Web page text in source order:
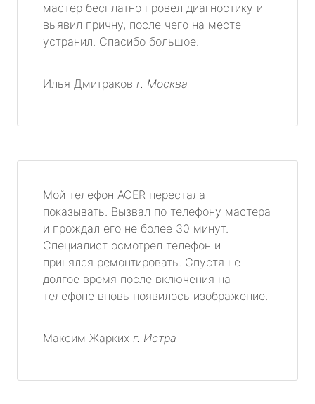
мастер бесплатно провел диагностику и
выявил причну, после чего на месте
устранил. Спасибо большое.
Илья Дмитраков г. Москва
Мой телефон ACER перестала
показывать. Вызвал по телефону мастера
и прождал его не более 30 минут.
Специалист осмотрел телефон и
принялся ремонтировать. Спустя не
долгое время после включения на
телефоне вновь появилось изображение.
Максим Жарких г. Истра